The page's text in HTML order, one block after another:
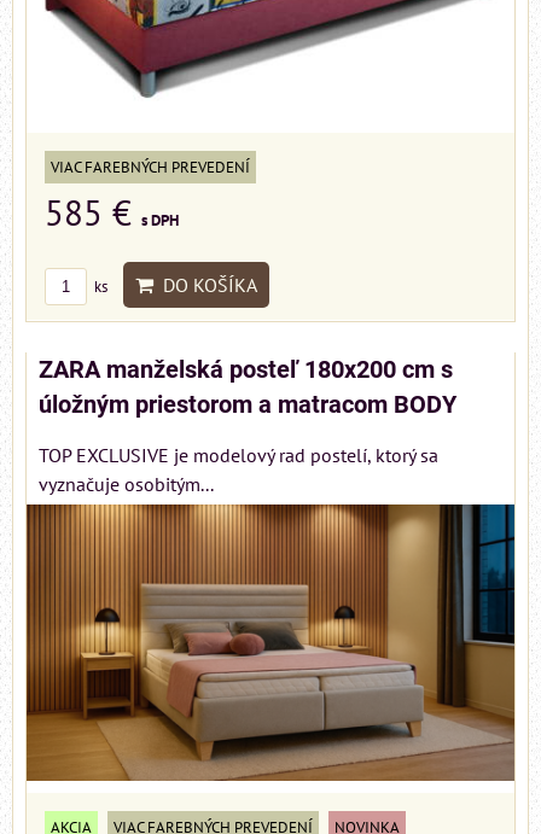
VIAC FAREBNÝCH PREVEDENÍ
585 € s DPH
ks DO KOŠÍKA
ZARA manželská posteľ 180x200 cm s
úložným priestorom a matracom BODY
TOP EXCLUSIVE je modelový rad postelí, ktorý sa
vyznačuje osobitým...
AKCIA VIAC FAREBNÝCH PREVEDENÍ NOVINKA